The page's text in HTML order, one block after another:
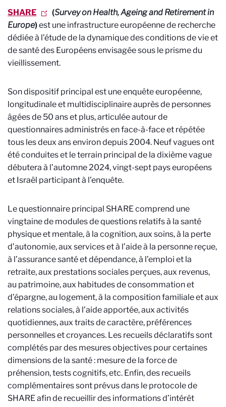
SHARE (Survey on Health, Ageing and Retirement in
Europe)est une infrastructure européenne de recherche
dédiée à l’étude de la dynamique des conditions de vie et
de santé des Européens envisagée sous le prisme du
vieillissement.
Son dispositif principal est une enquête européenne,
longitudinale et multidisciplinaire auprès de personnes
âgées de 50 ans et plus, articulée autour de
questionnaires administrés en face-à-face et répétée
tous les deux ans environ depuis 2004. Neuf vagues ont
été conduites et le terrain principal de la dixième vague
débutera à l’automne 2024, vingt-sept pays européens
et Israël participant à l’enquête.
Le questionnaire principal SHARE comprend une
vingtaine de modules de questions relatifs à la santé
physique et mentale, à la cognition, aux soins, à la perte
d’autonomie, aux services et à l’aide à la personne reçue,
à l’assurance santé et dépendance, à l’emploi et la
retraite, aux prestations sociales perçues, aux revenus,
au patrimoine, aux habitudes de consommation et
d’épargne, au logement, à la composition familiale et aux
relations sociales, à l’aide apportée, aux activités
quotidiennes, aux traits de caractère, préférences
personnelles et croyances. Les recueils déclaratifs sont
complétés par des mesures objectives pour certaines
dimensions de la santé : mesure de la force de
préhension, tests cognitifs, etc. Enfin, des recueils
complémentaires sont prévus dans le protocole de
SHARE afin de recueillir des informations d’intérêt